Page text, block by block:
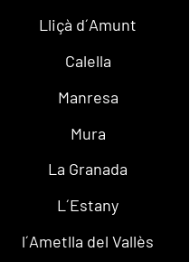
Lliçà d´Amunt
Calella
Manresa
Mura
La Granada
L´Estany
l´Ametlla del Vallès